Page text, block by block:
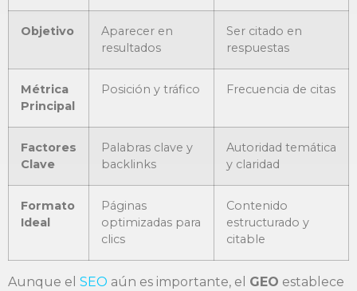
Objetivo
Aparecer en
resultados
Ser citado en
respuestas
Métrica
Principal
Posición y tráfico Frecuencia de citas
Factores
Clave
Palabras clave y
backlinks
Autoridad temática
y claridad
Formato
Ideal
Páginas
optimizadas para
clics
Contenido
estructurado y
citable
Aunque el SEO aún es importante, el GEO establece